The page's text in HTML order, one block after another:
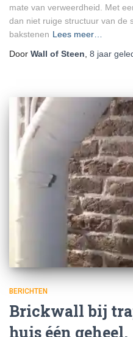
mate van verweerdheid. Met
dan niet ruige structuur van de
bakstenen Lees meer…
Door Wall of Steen, 8 jaar
BERICHTEN
Brickwall bij
huis één geheel.